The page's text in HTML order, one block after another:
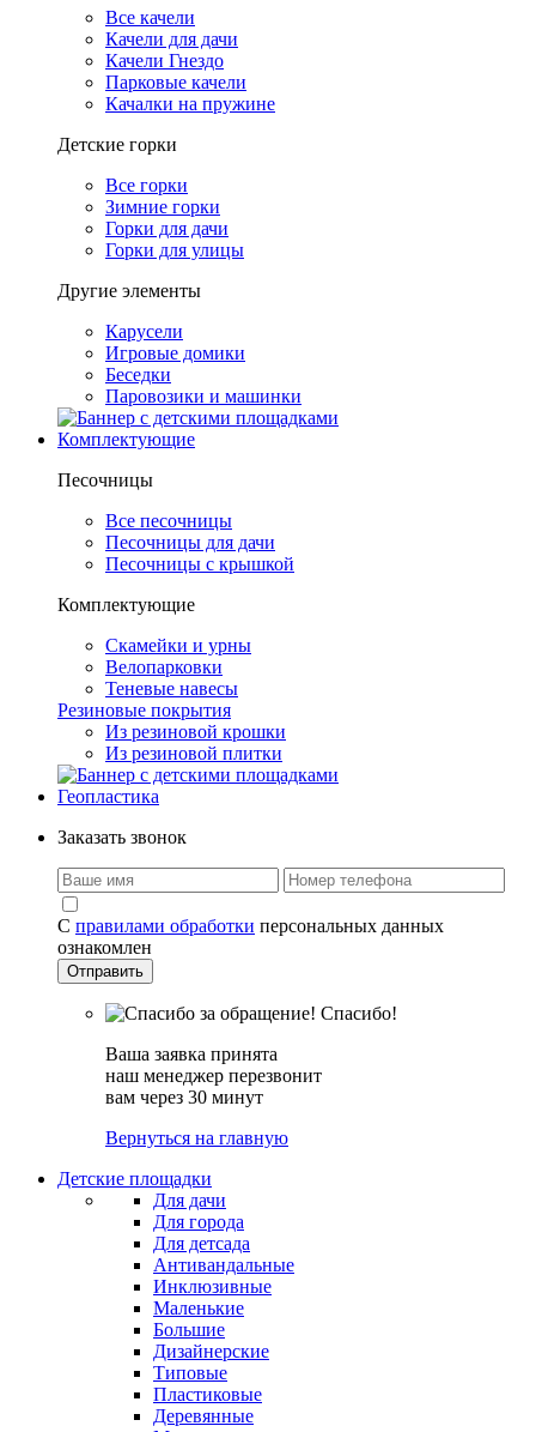
Все качели
Качели для дачи
Качели Гнездо
Парковые качели
Качалки на пружине
Детские горки
Все горки
Зимние горки
Горки для дачи
Горки для улицы
Другие элементы
Карусели
Игровые домики
Беседки
Паровозики и машинки
Комплектующие
Песочницы
Все песочницы
Песочницы для дачи
Песочницы с крышкой
Комплектующие
Скамейки и урны
Велопарковки
Теневые навесы
Резиновые покрытия
Из резиновой крошки
Из резиновой плитки
Геопластика
Заказать звонок
С правилами обработки персональных данных
ознакомлен
Спасибо!
Ваша заявка принята
наш менеджер перезвонит
вам через 30 минут
Вернуться на главную
Детские площадки
Для дачи
Для города
Для детсада
Антивандальные
Инклюзивные
Маленькие
Большие
Дизайнерские
Типовые
Пластиковые
Деревянные